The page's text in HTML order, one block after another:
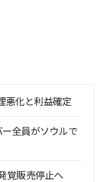
悪化と利益確定
全員がソウルで
覚販売停止へ